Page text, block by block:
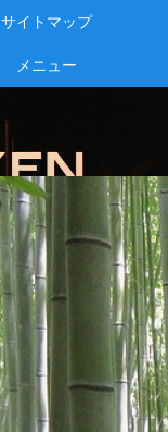
サイトマップ
メニュー